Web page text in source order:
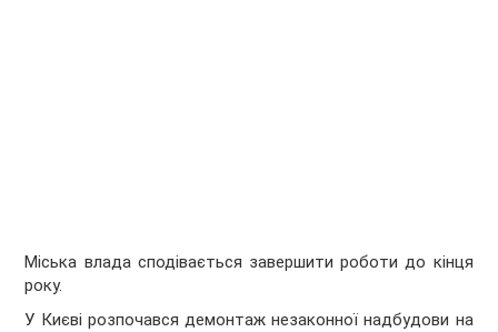
Міська влада сподівається завершити роботи до кінця
року.
У Києві розпочався демонтаж незаконної надбудови на